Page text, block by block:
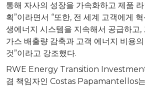
통해 자사의 성장을 가속화하고 제품
획”이라면서 “또한, 전 세계 고객에게
생에너지 시스템을 지속해서 공급하고,
가스 배출량 감축과 고객 에너지 비용
것”이라고 강조했다.
RWE Energy Transition
겸 책임자인 Costas Papamantellos는